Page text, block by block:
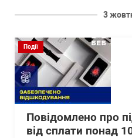
3
Події
Повідомлено про
від сплати понад